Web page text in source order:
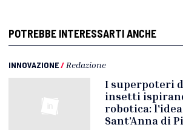
POTREBBE INTERESSARTI ANCHE
INNOVAZIONE/Redazione
I superpoteri
insetti
robotica:
Sant’Anna di